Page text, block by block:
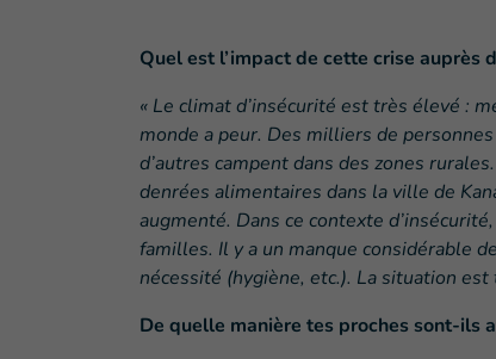
Quel est l’impact de cette crise auprès
« Le climat d’insécurité est très élevé :
monde a peur. Des milliers de
d’autres campent dans des zones
denrées alimentaires dans la ville de
augmenté. Dans ce contexte
familles. Il y a un manque considérable
nécessité (hygiène, etc.). La situation
De quelle manière tes proches sont-ils